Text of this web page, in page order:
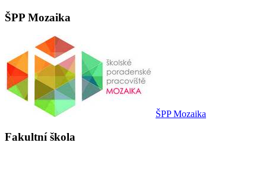
ŠPP Mozaika
ŠPP Mozaika
Fakultní škola